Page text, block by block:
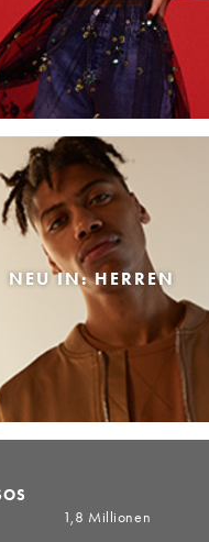
NEU IN: HERREN
1,8 Millionen